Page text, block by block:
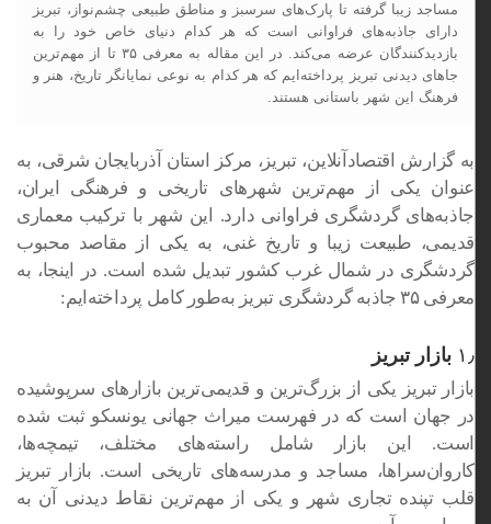
مساجد زیبا گرفته تا پارک‌های سرسبز و مناطق طبیعی چشم‌نواز، تبریز
دارای جاذبه‌های فراوانی است که هر کدام دنیای خاص خود را به
بازدیدکنندگان عرضه می‌کند. در این مقاله به معرفی ۳۵ تا از مهم‌ترین
جاهای دیدنی تبریز پرداخته‌ایم که هر کدام به نوعی نمایانگر تاریخ، هنر و
فرهنگ این شهر باستانی هستند.
به گزارش اقتصادآنلاین، تبریز، مرکز استان آذربایجان شرقی، به
عنوان یکی از مهم‌ترین شهرهای تاریخی و فرهنگی ایران،
جاذبه‌های گردشگری فراوانی دارد. این شهر با ترکیب معماری
قدیمی، طبیعت زیبا و تاریخ غنی، به یکی از مقاصد محبوب
گردشگری در شمال غرب کشور تبدیل شده است. در اینجا، به
معرفی ۳۵ جاذبه گردشگری تبریز به‌طور کامل پرداخته‌ایم:
۱٫ بازار تبریز
بازار تبریز یکی از بزرگ‌ترین و قدیمی‌ترین بازارهای سرپوشیده
در جهان است که در فهرست میراث جهانی یونسکو ثبت شده
است. این بازار شامل راسته‌های مختلف، تیمچه‌ها،
کاروان‌سراها، مساجد و مدرسه‌های تاریخی است. بازار تبریز
قلب تپنده تجاری شهر و یکی از مهم‌ترین نقاط دیدنی آن به